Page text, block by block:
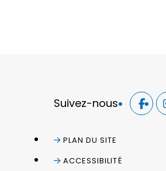
Suivez-nous
PLAN DU SITE
ACCESSIBILITÉ